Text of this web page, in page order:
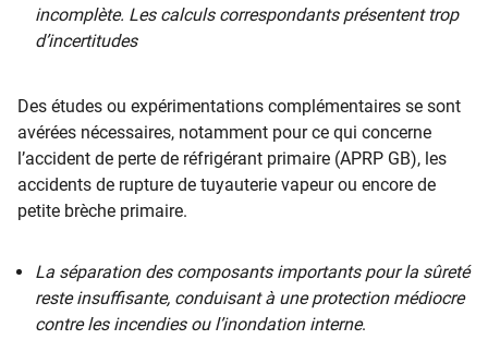
incomplète. Les calculs correspondants présentent trop
d’incertitudes
Des études ou expérimentations complémentaires se sont
avérées nécessaires, notamment pour ce qui concerne
l’accident de perte de réfrigérant primaire (APRP GB), les
accidents de rupture de tuyauterie vapeur ou encore de
petite brèche primaire.
La séparation des composants importants pour la sûreté
reste insuffisante, conduisant à une protection médiocre
contre les incendies ou l’inondation interne.